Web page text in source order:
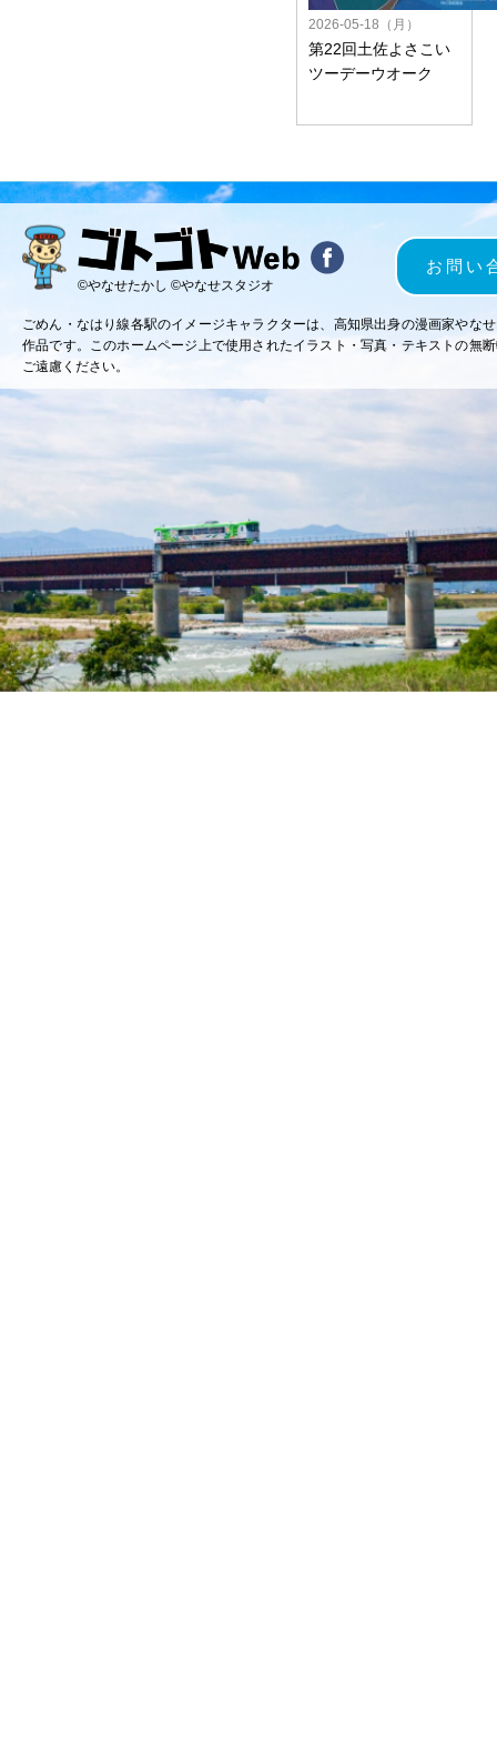
2026-05-18（月）
第22回土佐よさこい
ツーデーウオーク
©やなせたかし ©やなせスタジオ
お問い
ごめん・なはり線各駅のイメージキャラクターは、高知県出身の漫画家やな
作品です。このホームページ上で使用されたイラスト・写真・テキストの無
ご遠慮ください。